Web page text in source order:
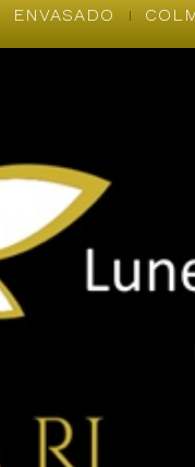
ENVASADO